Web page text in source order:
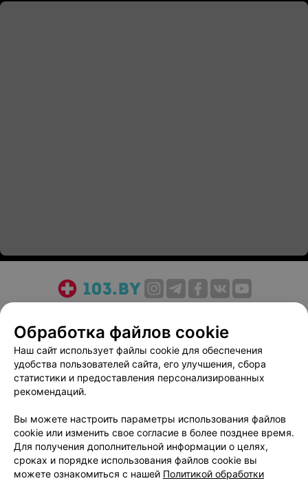
Медицинский маркетинг
Публичный договор
Пользовательское соглашение
Способы оплаты
Вакансии
Партнеры
Написать руководителю 103.by
Персональные настройки cookie
Обработка персональных данных
Обработка файлов cookie
Наш сайт использует файлы cookie для обеспечения
удобства пользователей сайта, его улучшения, сбора
статистики и предоставления персонализированных
рекомендаций.
Вы можете настроить параметры использования файлов
cookie или изменить свое согласие в более позднее время.
Для получения дополнительной информации о целях,
сроках и порядке использования файлов cookie вы
можете ознакомиться с нашей Политикой обработки